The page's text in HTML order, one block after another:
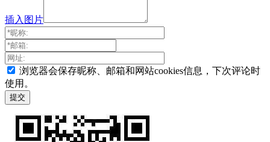
插入图片
浏览器会保存昵称、邮箱和网站cookies信息，下次评论时
使用。